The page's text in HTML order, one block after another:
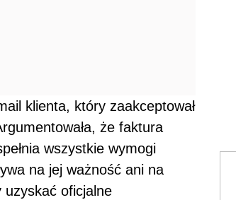
klienta, który zaakceptował
że faktura
wszystkie wymogi
na jej ważność ani na
uzyskać oficjalne